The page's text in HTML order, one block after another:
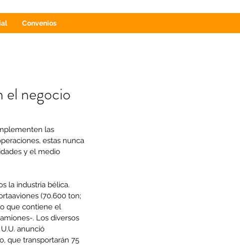
Convenios
el negocio
las
estas nunca
y el medio
la industria bélica.
(70.600 ton;
que contiene el
. Los diversos
anunció
que transportarán 75